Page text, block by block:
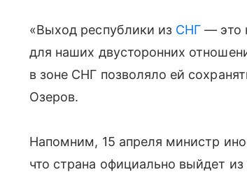
«Выход республики из СНГ — это
для наших двусторонних
в зоне СНГ позволяло ей
Озеров.
Напомним, 15 апреля министр
что страна официально выйдет